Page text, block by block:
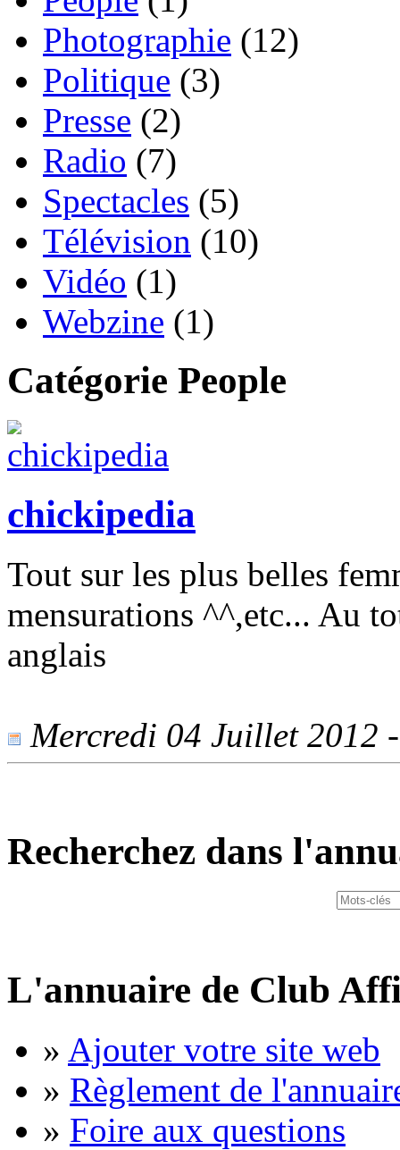
Photographie (12)
Politique (3)
Presse (2)
Radio (7)
Spectacles (5)
Télévision (10)
Vidéo (1)
Webzine (1)
Catégorie People
chickipedia
Tout sur les plus belles
mensurations ^^,etc... Au
anglais
Mercredi 04 Juillet 2012
Recherchez dans
L'annuaire de Club
» Ajouter votre site web
» Règlement de
» Foire aux questions